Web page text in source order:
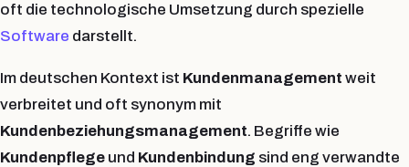
oft die technologische Umsetzung durch spezielle
Software darstellt.
Im deutschen Kontext ist Kundenmanagement weit
verbreitet und oft synonym mit
Kundenbeziehungsmanagement. Begriffe wie
Kundenpflege und Kundenbindung sind eng verwandte